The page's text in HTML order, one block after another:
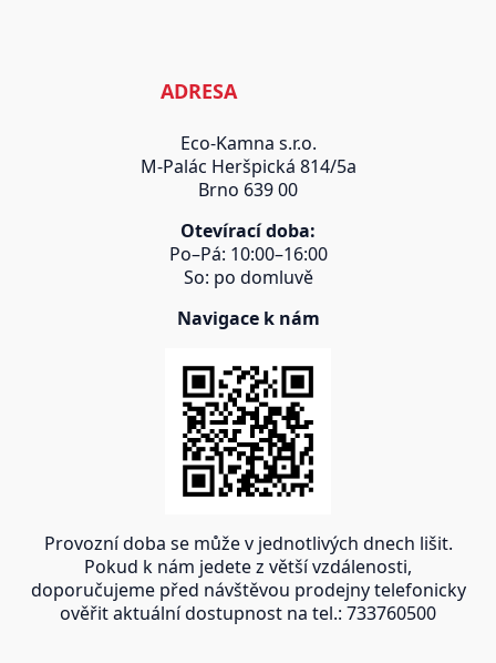
ADRESA
Eco-Kamna s.r.o.
M-Palác Heršpická 814/5a
Brno 639 00
Otevírací doba:
Po–Pá: 10:00–16:00
So: po domluvě
Navigace k nám
Provozní doba se může v jednotlivých dnech lišit.
Pokud k nám jedete z větší vzdálenosti,
doporučujeme před návštěvou prodejny telefonicky
ověřit aktuální dostupnost na tel.: 733760500